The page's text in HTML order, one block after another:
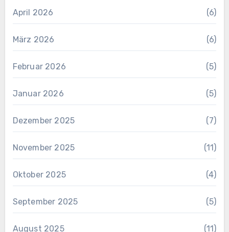
April 2026 (6)
März 2026 (6)
Februar 2026 (5)
Januar 2026 (5)
Dezember 2025 (7)
November 2025 (11)
Oktober 2025 (4)
September 2025 (5)
August 2025 (11)